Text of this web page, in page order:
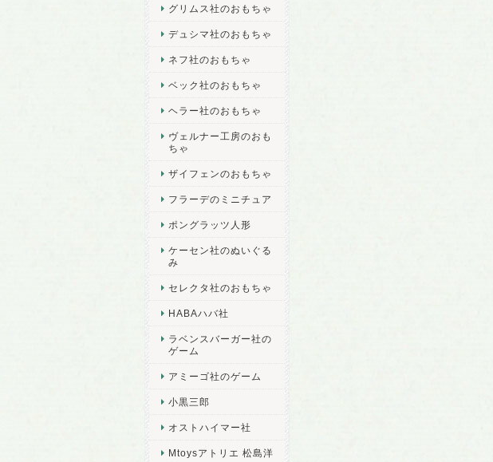
グリムス社のおもちゃ
デュシマ社のおもちゃ
ネフ社のおもちゃ
ベック社のおもちゃ
ヘラー社のおもちゃ
ヴェルナー工房のおも
ちゃ
ザイフェンのおもちゃ
フラーデのミニチュア
ポングラッツ人形
ケーセン社のぬいぐる
み
セレクタ社のおもちゃ
HABAハバ社
ラベンスバーガー社の
ゲーム
アミーゴ社のゲーム
小黒三郎
オストハイマー社
Mtoysアトリエ 松島洋